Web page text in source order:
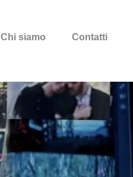
Chi siamo Contatti